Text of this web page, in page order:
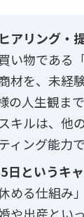
アリング・
い物である
材を、未経
の人生観ま
キルは、他
ィング能力で
日というキ
める仕組み
や出産とい